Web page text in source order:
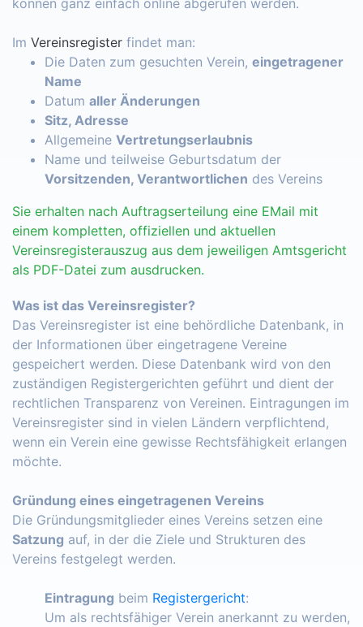
Im Vereinsregister findet man:
Die Daten zum gesuchten Verein, eingetragener
Name
Datum aller Änderungen
Sitz, Adresse
Allgemeine Vertretungserlaubnis
Name und teilweise Geburtsdatum der
Vorsitzenden, Verantwortlichen des Vereins
Sie erhalten nach Auftragserteilung eine EMail mit
einem kompletten, offiziellen und aktuellen
Vereinsregisterauszug aus dem jeweiligen Amtsgericht
als PDF-Datei zum ausdrucken.
Was ist das Vereinsregister?
Das Vereinsregister ist eine behördliche Datenbank, in
der Informationen über eingetragene Vereine
gespeichert werden. Diese Datenbank wird von den
zuständigen Registergerichten geführt und dient der
rechtlichen Transparenz von Vereinen. Eintragungen im
Vereinsregister sind in vielen Ländern verpflichtend,
wenn ein Verein eine gewisse Rechtsfähigkeit erlangen
möchte.
Gründung eines eingetragenen Vereins
Die Gründungsmitglieder eines Vereins setzen eine
Satzung auf, in der die Ziele und Strukturen des
Vereins festgelegt werden.
Eintragung beim Registergericht:
Um als rechtsfähiger Verein anerkannt zu werden,